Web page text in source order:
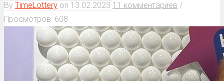
By TimeLottery on 13.02.2023 11 комментариев /
Просмотров: 608